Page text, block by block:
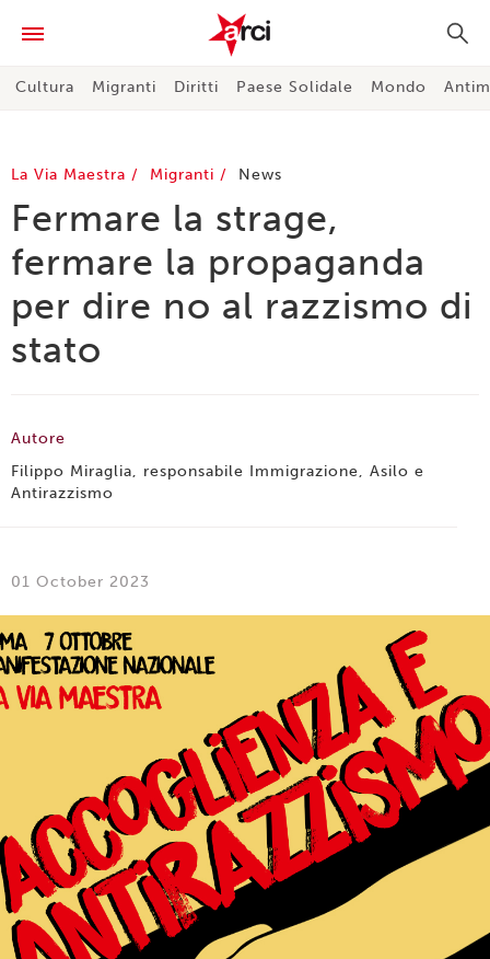
Cultura Migranti Diritti Paese Solidale Mondo
La Via Maestra Migranti News
Fermare la strage,
fermare la propaganda
per dire no al razzismo di
stato
Autore
Filippo Miraglia, responsabile Immigrazione, Asilo e
Antirazzismo
01 October 2023